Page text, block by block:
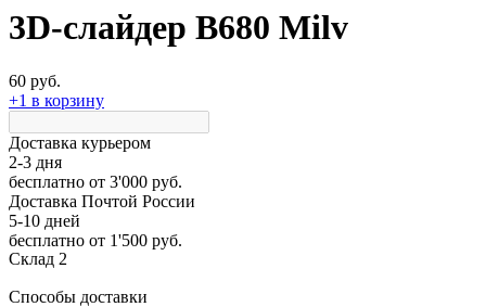
3D-слайдер B680 Milv
60 руб.
+1 в корзину
Доставка курьером
2-3 дня
бесплатно от 3'000 руб.
Доставка Почтой России
5-10 дней
бесплатно от 1'500 руб.
Склад 2
Способы доставки